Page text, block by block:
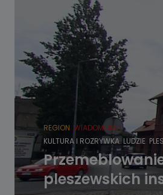
REGION WIADOMOŚCI
KULTURA I ROZRYWKA LUDZIE
pleszewskich